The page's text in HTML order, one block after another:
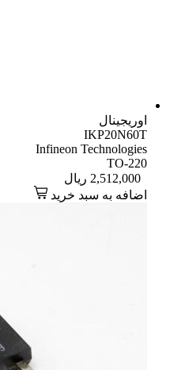
اوریجینال
IKP20N60T
Infineon Technologies
TO-220
2,512,000 ریال
اضافه به سبد خرید